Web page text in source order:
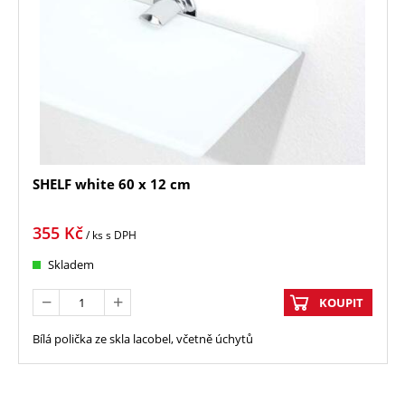
SHELF white 60 x 12 cm
355 Kč/ kss DPH
Skladem
KOUPIT
Bílá polička ze skla lacobel, včetně úchytů